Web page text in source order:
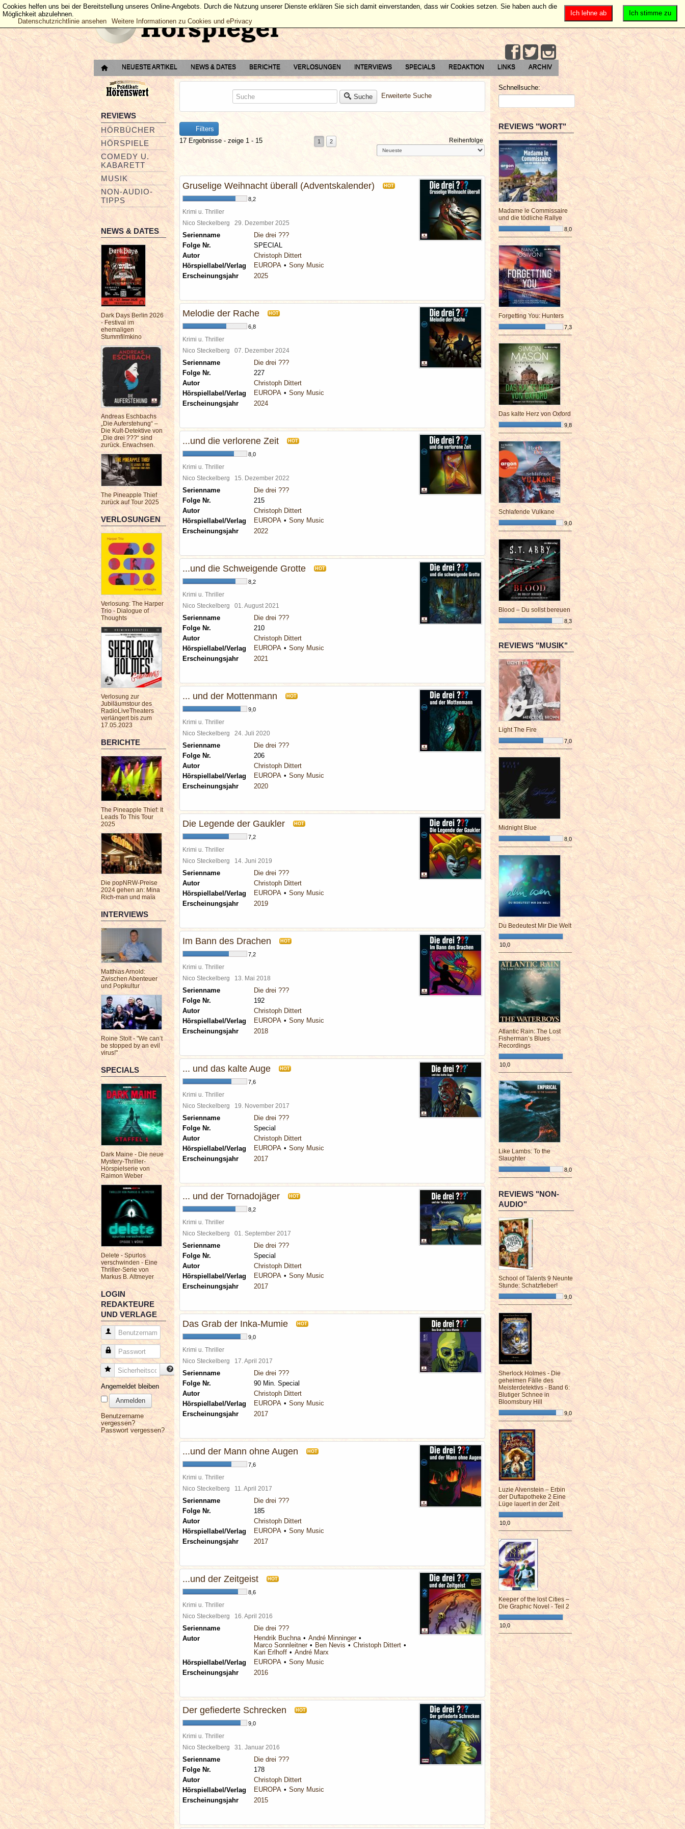
NEUESTE ARTIKEL NEWS & DATES BERICHTE VERLOSUNGEN INTERVIEWS SPECIALS REDAKTION LINKS ARCHIV
REVIEWS
HÖRBÜCHER
HÖRSPIELE
COMEDY U.
KABARETT
MUSIK
NON-AUDIO-
TIPPS
NEWS & DATES
Dark Days Berlin 2026
- Festival im
ehemaligen
Stummfilmkino
Andreas Eschbachs
„Die Auferstehung“ –
Die Kult-Detektive von
„Die drei ???“ sind
zurück. Erwachsen.
The Pineapple Thief
zurück auf Tour 2025
VERLOSUNGEN
Verlosung: The Harper
Trio - Dialogue of
Thoughts
Verlosung zur
Jubiläumstour des
RadioLiveTheaters
verlängert bis zum
17.05.2023
BERICHTE
The Pineapple Thief: It
Leads To This Tour
2025
Die popNRW-Preise
2024 gehen an: Mina
Rich-man und maïa
INTERVIEWS
Matthias Arnold:
Zwischen Abenteuer
und Popkultur
Roine Stolt - "We can’t
be stopped by an evil
virus!"
SPECIALS
Dark Maine - Die neue
Mystery-Thriller-
Hörspielserie von
Raimon Weber
Delete - Spurlos
verschwinden - Eine
Thriller-Serie von
Markus B. Altmeyer
LOGIN
REDAKTEURE
UND VERLAGE
Benutzername
Passwort
Sicherheitscode
Angemeldet bleiben
Anmelden
Benutzername
vergessen?
Passwort vergessen?
Suche Erweiterte Suche
Filters
17 Ergebnisse - zeige 1 - 15
1 2 Reihenfolge
Gruselige Weihnacht überall (Adventskalender) HOT
8,2
Krimi u. Thriller
Nico Steckelberg 29. Dezember 2025
Serienname
Die drei ???
Folge Nr.
SPECIAL
Autor
Christoph Dittert
Hörspiellabel/Verlag
EUROPA
Sony Music
Erscheinungsjahr
2025
Melodie der Rache HOT
6,8
Krimi u. Thriller
Nico Steckelberg 07. Dezember 2024
Serienname
Die drei ???
Folge Nr.
227
Autor
Christoph Dittert
Hörspiellabel/Verlag
EUROPA
Sony Music
Erscheinungsjahr
2024
...und die verlorene Zeit HOT
8,0
Krimi u. Thriller
Nico Steckelberg 15. Dezember 2022
Serienname
Die drei ???
Folge Nr.
215
Autor
Christoph Dittert
Hörspiellabel/Verlag
EUROPA
Sony Music
Erscheinungsjahr
2022
...und die Schweigende Grotte HOT
8,2
Krimi u. Thriller
Nico Steckelberg 01. August 2021
Serienname
Die drei ???
Folge Nr.
210
Autor
Christoph Dittert
Hörspiellabel/Verlag
EUROPA
Sony Music
Erscheinungsjahr
2021
... und der Mottenmann HOT
9,0
Krimi u. Thriller
Nico Steckelberg 24. Juli 2020
Serienname
Die drei ???
Folge Nr.
206
Autor
Christoph Dittert
Hörspiellabel/Verlag
EUROPA
Sony Music
Erscheinungsjahr
2020
Die Legende der Gaukler HOT
7,2
Krimi u. Thriller
Nico Steckelberg 14. Juni 2019
Serienname
Die drei ???
Autor
Christoph Dittert
Hörspiellabel/Verlag
EUROPA
Sony Music
Erscheinungsjahr
2019
Im Bann des Drachen HOT
7,2
Krimi u. Thriller
Nico Steckelberg 13. Mai 2018
Serienname
Die drei ???
Folge Nr.
192
Autor
Christoph Dittert
Hörspiellabel/Verlag
EUROPA
Sony Music
Erscheinungsjahr
2018
... und das kalte Auge HOT
7,6
Krimi u. Thriller
Nico Steckelberg 19. November 2017
Serienname
Die drei ???
Folge Nr.
Special
Autor
Christoph Dittert
Hörspiellabel/Verlag
EUROPA
Sony Music
Erscheinungsjahr
2017
... und der Tornadojäger HOT
8,2
Krimi u. Thriller
Nico Steckelberg 01. September 2017
Serienname
Die drei ???
Folge Nr.
Special
Autor
Christoph Dittert
Hörspiellabel/Verlag
EUROPA
Sony Music
Erscheinungsjahr
2017
Das Grab der Inka-Mumie HOT
9,0
Krimi u. Thriller
Nico Steckelberg 17. April 2017
Serienname
Die drei ???
Folge Nr.
90 Min. Special
Autor
Christoph Dittert
Hörspiellabel/Verlag
EUROPA
Sony Music
Erscheinungsjahr
2017
...und der Mann ohne Augen HOT
7,6
Krimi u. Thriller
Nico Steckelberg 11. April 2017
Serienname
Die drei ???
Folge Nr.
185
Autor
Christoph Dittert
Hörspiellabel/Verlag
EUROPA
Sony Music
Erscheinungsjahr
2017
...und der Zeitgeist HOT
8,6
Krimi u. Thriller
Nico Steckelberg 16. April 2016
Serienname
Die drei ???
Autor
Hendrik Buchna
André Minninger
Marco Sonnleitner
Ben Nevis
Christoph Dittert
Kari Erlhoff
André Marx
Hörspiellabel/Verlag
EUROPA
Sony Music
Erscheinungsjahr
2016
Der gefiederte Schrecken HOT
9,0
Krimi u. Thriller
Nico Steckelberg 31. Januar 2016
Serienname
Die drei ???
Folge Nr.
178
Autor
Christoph Dittert
Hörspiellabel/Verlag
EUROPA
Sony Music
Erscheinungsjahr
2015
Schnellsuche:
REVIEWS "WORT"
Madame le Commissaire
und die tödliche Rallye
8,0
¯¯¯¯¯¯¯¯¯¯¯¯¯¯¯¯¯¯¯¯¯¯¯¯
Forgetting You: Hunters
7,3
¯¯¯¯¯¯¯¯¯¯¯¯¯¯¯¯¯¯¯¯¯¯¯¯
Das kalte Herz von Oxford
9,8
¯¯¯¯¯¯¯¯¯¯¯¯¯¯¯¯¯¯¯¯¯¯¯¯
Schlafende Vulkane
9,0
¯¯¯¯¯¯¯¯¯¯¯¯¯¯¯¯¯¯¯¯¯¯¯¯
Blood – Du sollst bereuen
8,3
¯¯¯¯¯¯¯¯¯¯¯¯¯¯¯¯¯¯¯¯¯¯¯¯
REVIEWS "MUSIK"
Light The Fire
7,0
¯¯¯¯¯¯¯¯¯¯¯¯¯¯¯¯¯¯¯¯¯¯¯¯
Midnight Blue
8,0
¯¯¯¯¯¯¯¯¯¯¯¯¯¯¯¯¯¯¯¯¯¯¯¯
Du Bedeutest Mir Die Welt
10,0
¯¯¯¯¯¯¯¯¯¯¯¯¯¯¯¯¯¯¯¯¯¯¯¯
Atlantic Rain: The Lost
Fisherman’s Blues
Recordings
10,0
¯¯¯¯¯¯¯¯¯¯¯¯¯¯¯¯¯¯¯¯¯¯¯¯
Like Lambs: To the
Slaughter
8,0
¯¯¯¯¯¯¯¯¯¯¯¯¯¯¯¯¯¯¯¯¯¯¯¯
REVIEWS "NON-
AUDIO"
School of Talents 9 Neunte
Stunde: Schatzfieber!
9,0
¯¯¯¯¯¯¯¯¯¯¯¯¯¯¯¯¯¯¯¯¯¯¯¯
Sherlock Holmes - Die
geheimen Fälle des
Meisterdetektivs - Band 6:
Blutiger Schnee in
Bloomsbury Hill
9,0
¯¯¯¯¯¯¯¯¯¯¯¯¯¯¯¯¯¯¯¯¯¯¯¯
Luzie Alvenstein – Erbin
der Duftapotheke 2 Eine
Lüge lauert in der Zeit
10,0
¯¯¯¯¯¯¯¯¯¯¯¯¯¯¯¯¯¯¯¯¯¯¯¯
Keeper of the lost Cities –
Die Graphic Novel - Teil 2
10,0
¯¯¯¯¯¯¯¯¯¯¯¯¯¯¯¯¯¯¯¯¯¯¯¯
Ich stimme zu
Ich lehne ab
Cookies helfen uns bei der Bereitstellung unseres Online-Angebots. Durch die Nutzung unserer Dienste erklären Sie sich damit einverstanden, dass wir Cookies setzen. Sie haben auch die
Möglichkeit abzulehnen.
Datenschutzrichtlinie ansehen
Weitere Informationen zu Cookies und ePrivacy